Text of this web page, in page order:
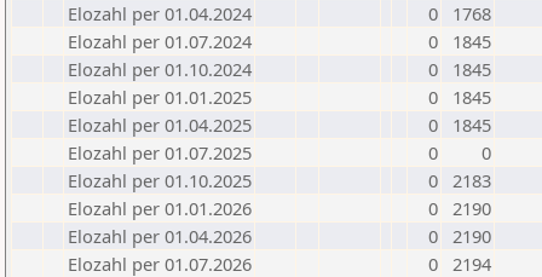
Elozahl per 01.04.2024
0
1768
Elozahl per 01.07.2024
0
1845
Elozahl per 01.10.2024
0
1845
Elozahl per 01.01.2025
0
1845
Elozahl per 01.04.2025
0
1845
Elozahl per 01.07.2025
0
0
Elozahl per 01.10.2025
0 2183
Elozahl per 01.01.2026
0 2190
Elozahl per 01.04.2026
0 2190
Elozahl per 01.07.2026
0 2194